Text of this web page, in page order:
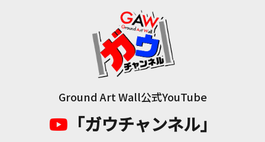
Ground Art Wall公式YouTube
「ガウチャンネル」